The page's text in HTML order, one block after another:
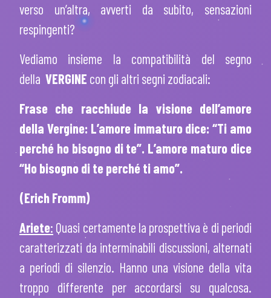
verso un’altra, avverti da subito, sensazioni
respingenti?
Vediamo insieme la compatibilità del segno
della VERGINE con gli altri segni zodiacali:
Frase che racchiude la visione dell’amore
della Vergine: L’amore immaturo dice: “Ti amo
perché ho bisogno di te”. L’amore maturo dice
“Ho bisogno di te perché ti amo”.
(Erich Fromm)
Ariete: Quasi certamente la prospettiva è di periodi
caratterizzati da interminabili discussioni, alternati
a periodi di silenzio. Hanno una visione della vita
troppo differente per accordarsi su qualcosa.